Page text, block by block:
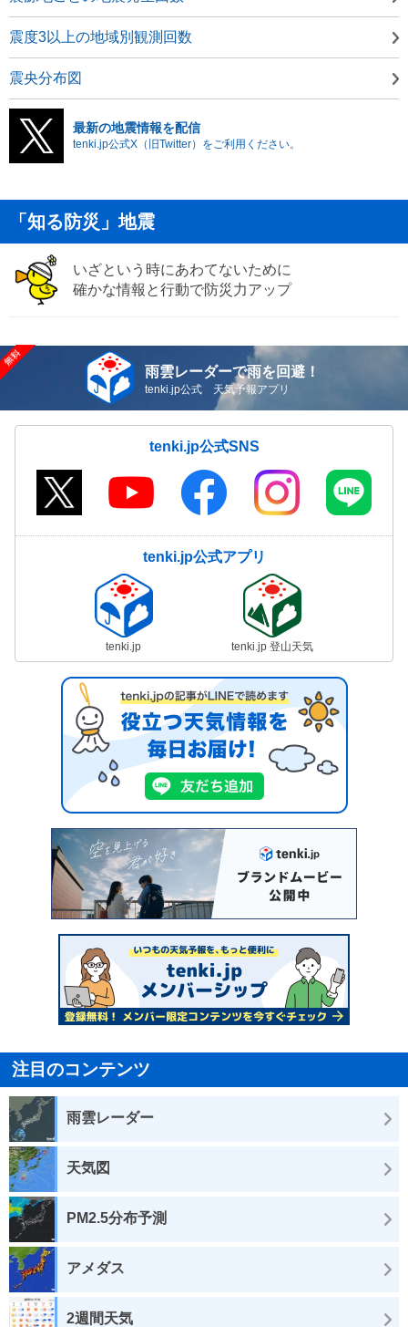
震度3以上の地域別観測回数
震央分布図
最新の地震情報を配信
tenki.jp公式X（旧Twitter）をご利用ください。
「知る防災」地震
いざという時にあわてないために
確かな情報と行動で防災力アップ
雨雲レーダーで雨を回避！
tenki.jp公式 天気予報アプリ
tenki.jp公式SNS
tenki.jp公式アプリ
tenki.jp tenki.jp 登山天気
注目のコンテンツ
雨雲レーダー
天気図
PM2.5分布予測
アメダス
2週間天気